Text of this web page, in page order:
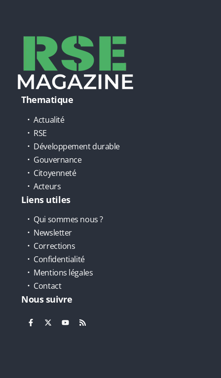
Thematique
Actualité
RSE
Développement durable
Gouvernance
Citoyenneté
Acteurs
Liens utiles
Qui sommes nous ?
Newsletter
Corrections
Confidentialité
Mentions légales
Contact
Nous suivre